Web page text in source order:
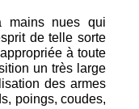
mains nues qui
de telle sorte
à toute
un très large
des armes
poings, coudes,